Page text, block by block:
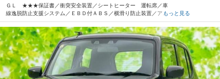
ＧＬ ★★★保証書／衝突安全装置／シートヒーター 運転席／車
線逸脱防止支援システム／ＥＢＤ付ＡＢＳ／横滑り防止装置／アイ
ドリングストップ／禁煙車／エアバッグ 運転席／エアバッグ 助
手席／エアバッグ サイド（三重県）
もっと見る